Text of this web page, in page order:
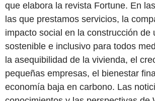
que elabora la revista Fortune. En
las que prestamos servicios, la
impacto social en la construcción de
sostenible e inclusivo para todos
la asequibilidad de la vivienda, el
pequeñas empresas, el bienestar
economía baja en carbono. Las